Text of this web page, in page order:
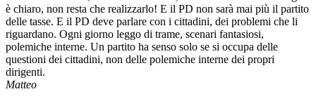
è chiaro, non resta che realizzarlo! E il PD non sarà mai più il partito
delle tasse. E il PD deve parlare con i cittadini, dei problemi che li
riguardano. Ogni giorno leggo di trame, scenari fantasiosi,
polemiche interne. Un partito ha senso solo se si occupa delle
questioni dei cittadini, non delle polemiche interne dei propri
dirigenti.
Matteo